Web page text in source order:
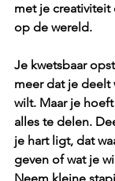
met je
op de wereld.
Je kwetsbaar
meer dat je deelt
wilt. Maar je
alles te delen.
je hart ligt, dat
geven of wat je